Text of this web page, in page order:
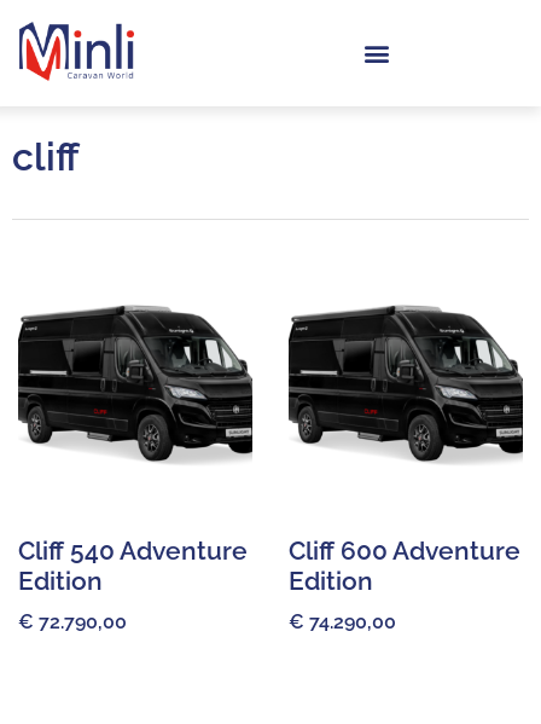
cliff
Cliff 540 Adventure
Edition
€ 72.790,00
Cliff 600 Adventure
Edition
€ 74.290,00